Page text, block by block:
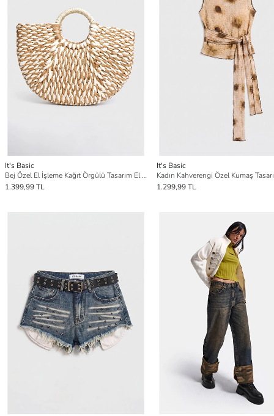
It's Basic
Bej Özel El İşleme Kağıt Örgülü Tasarım El Çantası
1.399,99 TL
It's Basic
Kadın Kahverengi Özel Kumaş
1.299,99 TL